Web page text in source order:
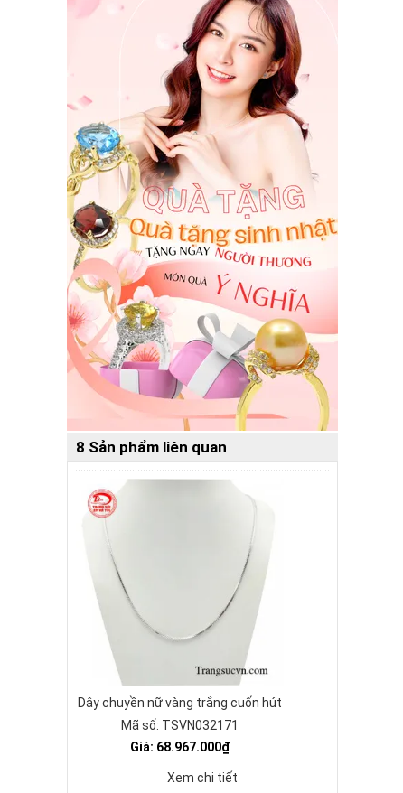
8 Sản phẩm liên quan
Dây chuyền nữ vàng trắng cuốn hút
Mã số: TSVN032171
Giá: 68.967.000₫
Xem chi tiết